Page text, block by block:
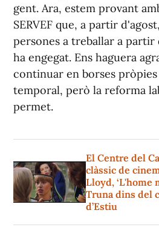
gent. Ara, estem provant
SERVEF que, a partir
persones a treballar a partir
ha engegat. Ens haguera
continuar en borses
temporal, però la reforma
permet.
El Centre del
clàssic de
Lloyd, ‘L'home
Truna dins del
d’Estiu